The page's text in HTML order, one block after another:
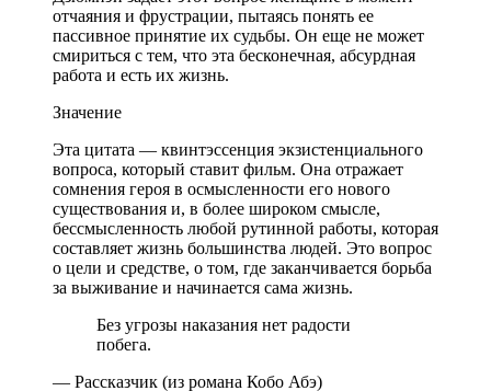
отчаяния и фрустрации, пытаясь понять ее
пассивное принятие их судьбы. Он еще не может
смириться с тем, что эта бесконечная, абсурдная
работа и есть их жизнь.
Значение
Эта цитата — квинтэссенция экзистенциального
вопроса, который ставит фильм. Она отражает
сомнения героя в осмысленности его нового
существования и, в более широком смысле,
бессмысленность любой рутинной работы, которая
составляет жизнь большинства людей. Это вопрос
о цели и средстве, о том, где заканчивается борьба
за выживание и начинается сама жизнь.
Без угрозы наказания нет радости
побега.
— Рассказчик (из романа Кобо Абэ)